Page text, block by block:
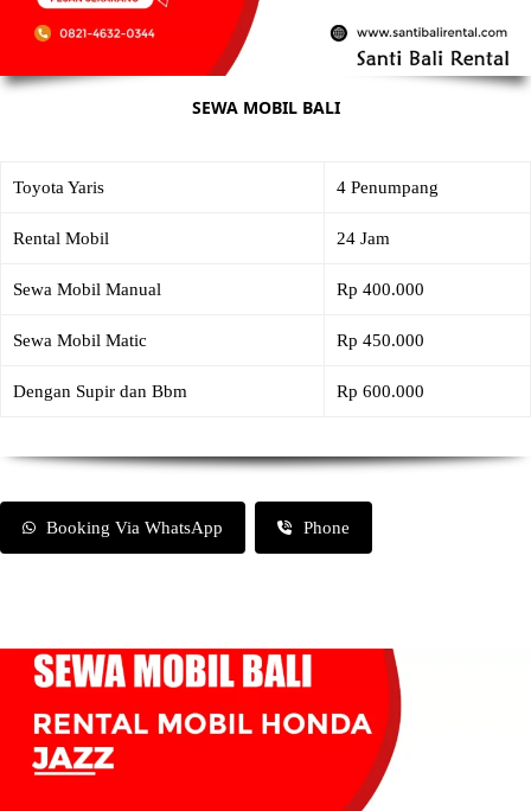
SEWA MOBIL BALI
Toyota Yaris 4 Penumpang
Rental Mobil 24 Jam
Sewa Mobil Manual Rp 400.000
Sewa Mobil Matic Rp 450.000
Dengan Supir dan Bbm Rp 600.000
Booking Via WhatsApp Phone